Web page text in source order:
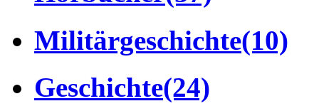
Militärgeschichte(10)
Geschichte(24)